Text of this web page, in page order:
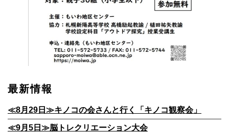
最新情報
≪8月29日≫キノコの会さんと行く「キノコ観察会」
≪9月5日≫脳トレクリエーション大会